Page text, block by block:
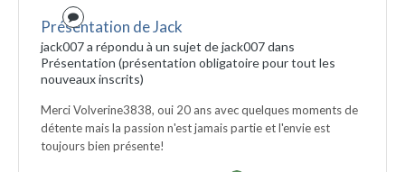
Présentation de Jack
jack007 a répondu à un sujet de jack007 dans
Présentation (présentation obligatoire pour tout les
nouveaux inscrits)
Merci Volverine3838, oui 20 ans avec quelques moments de
détente mais la passion n'est jamais partie et l'envie est
toujours bien présente!